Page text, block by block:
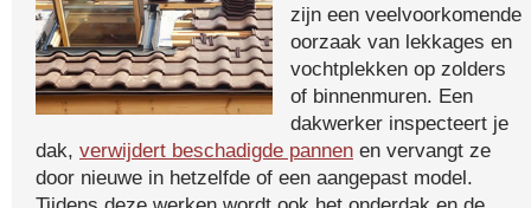
zijn een veelvoorkomende
oorzaak van lekkages en
vochtplekken op zolders
of binnenmuren. Een
dakwerker inspecteert je
dak, verwijdert beschadigde pannen en vervangt ze
door nieuwe in hetzelfde of een aangepast model.